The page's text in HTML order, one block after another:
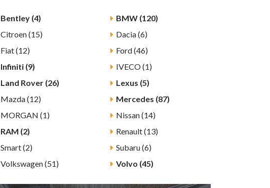
Bentley (4)
BMW (120)
Citroen (15)
Dacia (6)
Fiat (12)
Ford (46)
Infiniti (9)
IVECO (1)
Land Rover (26)
Lexus (5)
Mazda (12)
Mercedes (87)
MORGAN (1)
Nissan (14)
RAM (2)
Renault (13)
Smart (2)
Subaru (6)
Volkswagen (51) Volvo (45)